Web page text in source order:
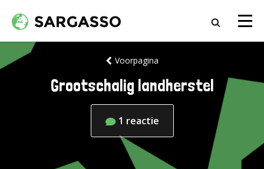
Voorpagina
Grootschalig landherstel
1 reactie